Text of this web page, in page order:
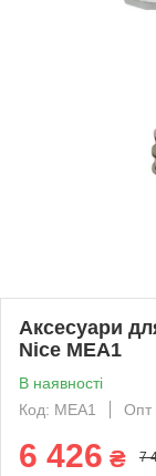
Аксесуари
Nice MEA1
В наявності
Код: MEA1
Опт
6 426 ₴ 7